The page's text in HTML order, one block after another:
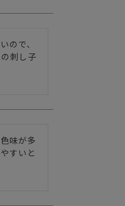
ので、
刺し子
味が多
すいと